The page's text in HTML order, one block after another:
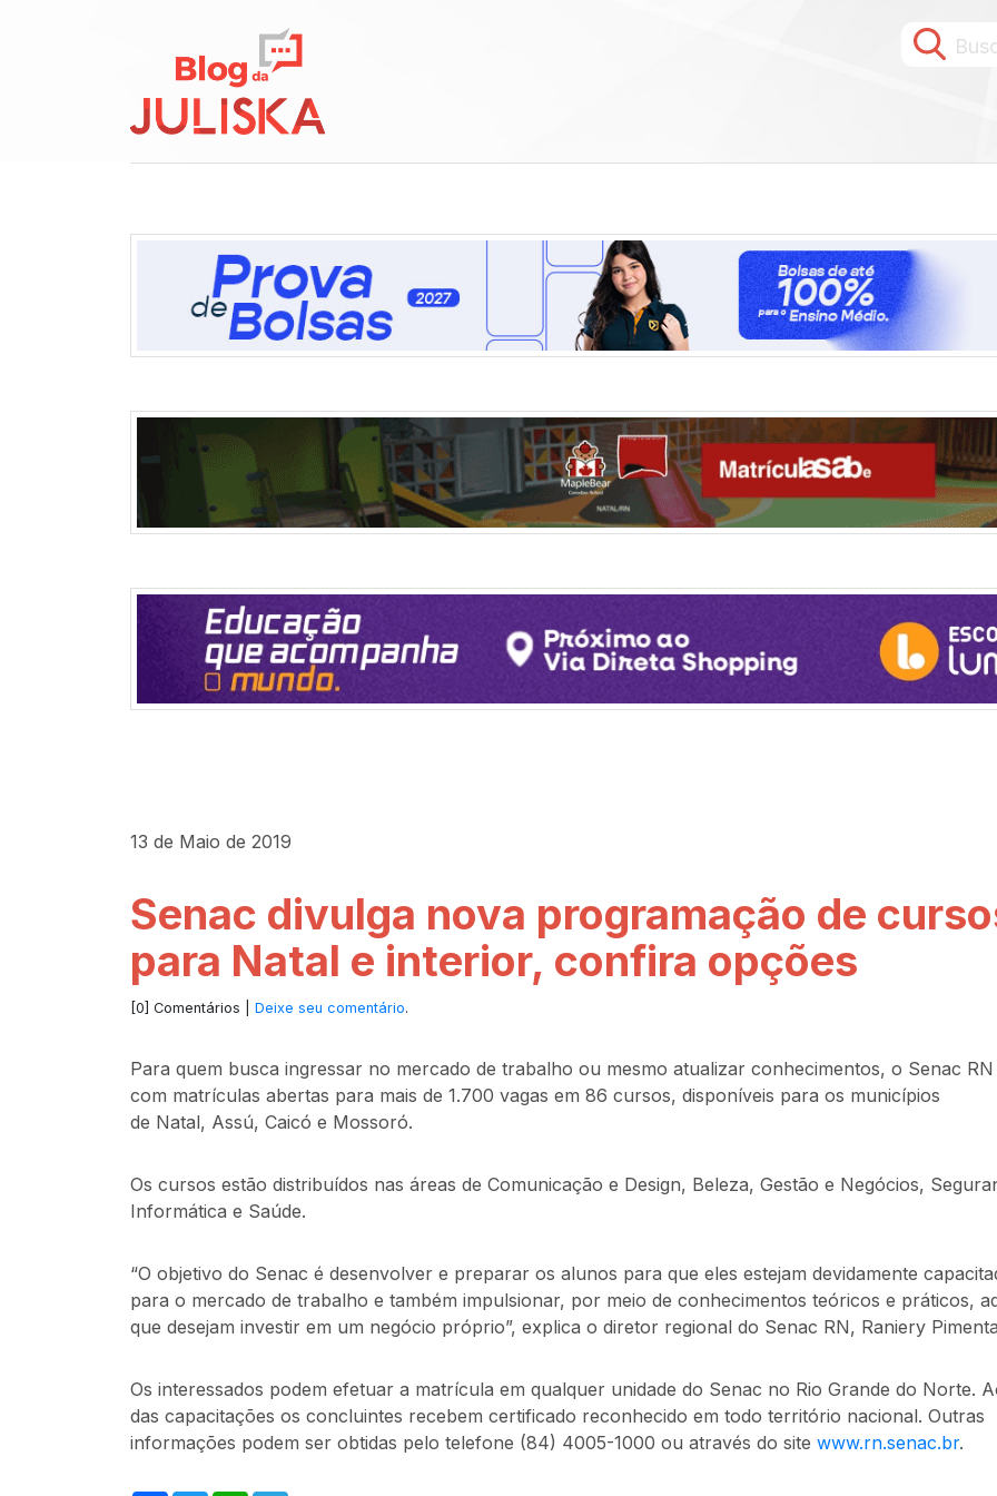
13 de Maio de 2019
Senac divulga nova programação de
para Natal e interior, confira opções
[0] Comentários | Deixe seu comentário.
Para quem busca ingressar no mercado de trabalho ou mesmo atualizar conhecimentos, o Senac RN
com matrículas abertas para mais de 1.700 vagas em 86 cursos, disponíveis para os municípios
de Natal, Assú, Caicó e Mossoró.
Os cursos estão distribuídos nas áreas de Comunicação e Design, Beleza, Gestão e Negócios,
Informática e Saúde.
“O objetivo do Senac é desenvolver e preparar os alunos para que eles estejam devidamente
para o mercado de trabalho e também impulsionar, por meio de conhecimentos teóricos e práticos,
que desejam investir em um negócio próprio”, explica o diretor regional do Senac RN, Raniery
Os interessados podem efetuar a matrícula em qualquer unidade do Senac no Rio Grande do Norte.
das capacitações os concluintes recebem certificado reconhecido em todo território nacional. Outras
informações podem ser obtidas pelo telefone (84) 4005-1000 ou através do site www.rn.senac.br.